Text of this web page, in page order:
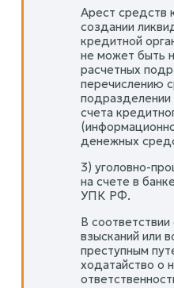
Арест средств
создании
кредитной
не может быть
расчетных
перечислению
подразделении
счета
денежных
3) уголовно-
на счете в
УПК РФ.
В
взысканий или
преступным
ходатайство о